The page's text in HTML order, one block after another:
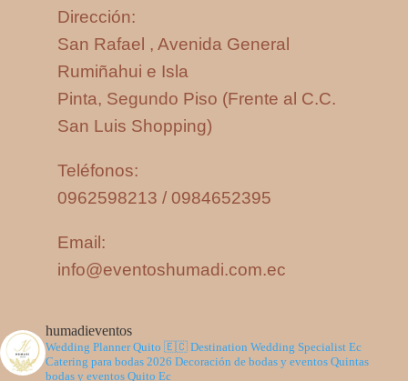
Dirección:
San Rafael , Avenida General
Rumiñahui e Isla
Pinta, Segundo Piso (Frente al C.C.
San Luis Shopping)
Teléfonos:
0962598213 / 0984652395
Email:
info@eventoshumadi.com.ec
humadieventos
Wedding Planner Quito 🇪🇨 Destination Wedding Specialist Ec
Catering para bodas 2026 Decoración de bodas y eventos Quintas
bodas y eventos Quito Ec